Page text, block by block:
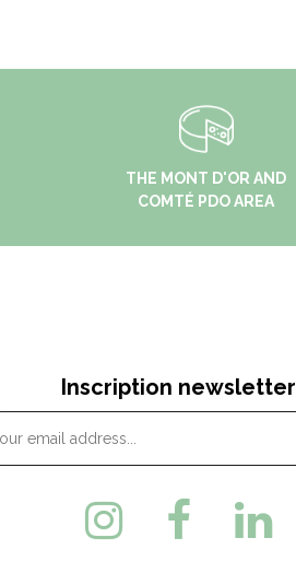
THE MONT D'OR AND
COMTÉ PDO AREA
Inscription newsletter